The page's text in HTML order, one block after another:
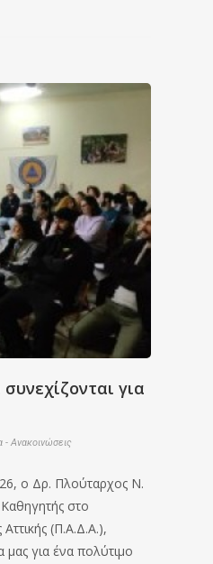
για
- Ανακοινώσεις
ο Δρ. Πλούταρχος Ν.
στο
Αττικής (Π.Α.Δ.Α.),
μας για ένα πολύτιμο